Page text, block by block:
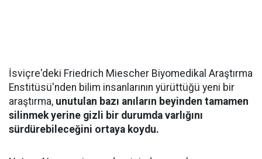
İsviçre'deki Friedrich Miescher Biyomedikal Araştırma
Enstitüsü'nden bilim insanlarının yürüttüğü yeni bir
araştırma, unutulan bazı anıların beyinden tamamen
silinmek yerine gizli bir durumda varlığını
sürdürebileceğini ortaya koydu.